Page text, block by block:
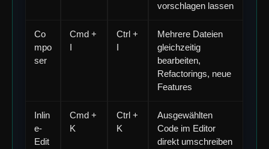
vorschlagen lassen
Co
mpo
ser
Cmd +
I
Ctrl +
I
Mehrere Dateien
gleichzeitig
bearbeiten,
Refactorings, neue
Features
Inlin
e-
Edit
Cmd +
K
Ctrl +
K
Ausgewählten
Code im Editor
direkt umschreiben